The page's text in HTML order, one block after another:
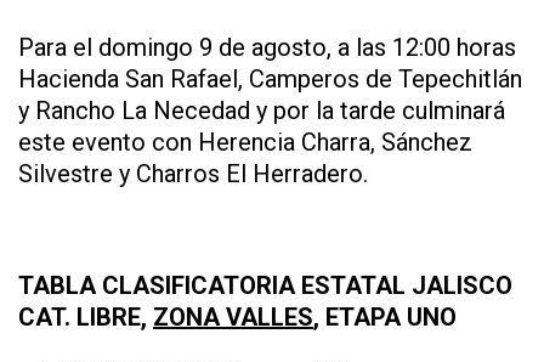
Para el domingo 9 de agosto, a las 12:00 horas
Hacienda San Rafael, Camperos de Tepechitlán
y Rancho La Necedad y por la tarde culminará
este evento con Herencia Charra, Sánchez
Silvestre y Charros El Herradero.
TABLA CLASIFICATORIA ESTATAL JALISCO
CAT. LIBRE, ZONA VALLES, ETAPA UNO